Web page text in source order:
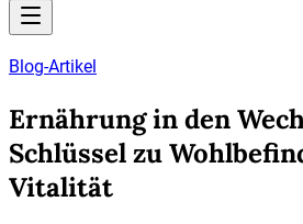
Blog-Artikel
Ernährung in den
Schlüssel zu
Vitalität